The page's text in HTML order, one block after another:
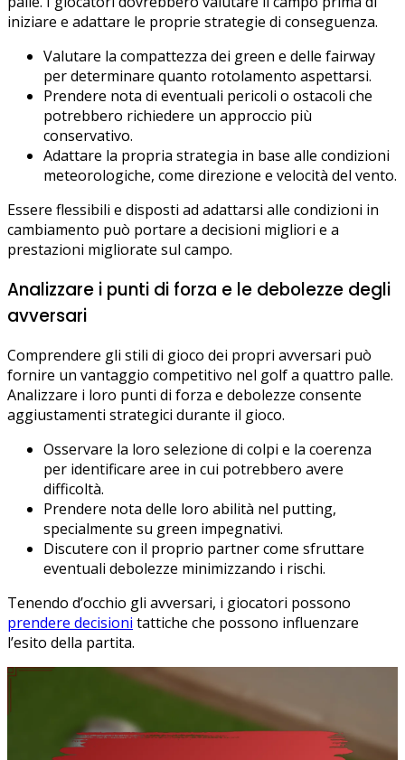
iniziare e adattare le proprie strategie di conseguenza.
Valutare la compattezza dei green e delle fairway
per determinare quanto rotolamento aspettarsi.
Prendere nota di eventuali pericoli o ostacoli che
potrebbero richiedere un approccio più
conservativo.
Adattare la propria strategia in base alle condizioni
meteorologiche, come direzione e velocità del vento.
Essere flessibili e disposti ad adattarsi alle condizioni in
cambiamento può portare a decisioni migliori e a
prestazioni migliorate sul campo.
Analizzare i punti di forza e le debolezze degli
avversari
Comprendere gli stili di gioco dei propri avversari può
fornire un vantaggio competitivo nel golf a quattro palle.
Analizzare i loro punti di forza e debolezze consente
aggiustamenti strategici durante il gioco.
Osservare la loro selezione di colpi e la coerenza
per identificare aree in cui potrebbero avere
difficoltà.
Prendere nota delle loro abilità nel putting,
specialmente su green impegnativi.
Discutere con il proprio partner come sfruttare
eventuali debolezze minimizzando i rischi.
Tenendo d’occhio gli avversari, i giocatori possono
prendere decisioni tattiche che possono influenzare
l’esito della partita.